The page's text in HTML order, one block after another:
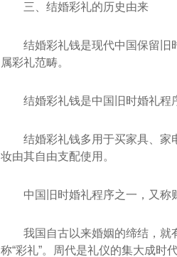
三、结婚彩礼的历史由来
结婚彩礼钱是现代中国保留旧
属彩礼范畴。
结婚彩礼钱是中国旧时婚礼程
结婚彩礼钱多用于买家具、家
妆由其自由支配使用。
中国旧时婚礼程序之一，又称
我国自古以来婚姻的缔结，就
称“彩礼”。周代是礼仪的集大成时